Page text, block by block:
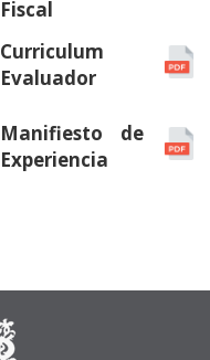
Fiscal
Curriculum
Evaluador
Manifiesto de
Experiencia